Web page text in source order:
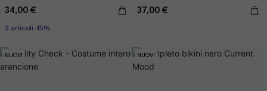
34,00 €
3 articoli -15%
37,00 €
NUOVI NUOVI